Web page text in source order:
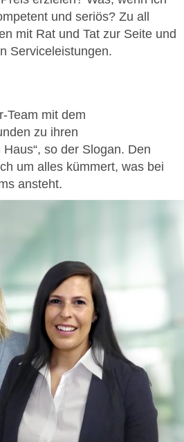
und seriös? Zu all
mit Rat und Tat zur Seite und
Serviceleistungen.
Team mit dem
zu ihren
so der Slogan. Den
um alles kümmert, was bei
ansteht.